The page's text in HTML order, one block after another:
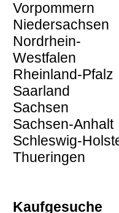
Vorpommern
Niedersachsen
Nordrhein-
Westfalen
Rheinland-Pfalz
Saarland
Sachsen
Sachsen-Anhalt
Schleswig-
Thueringen
Kaufgesuche